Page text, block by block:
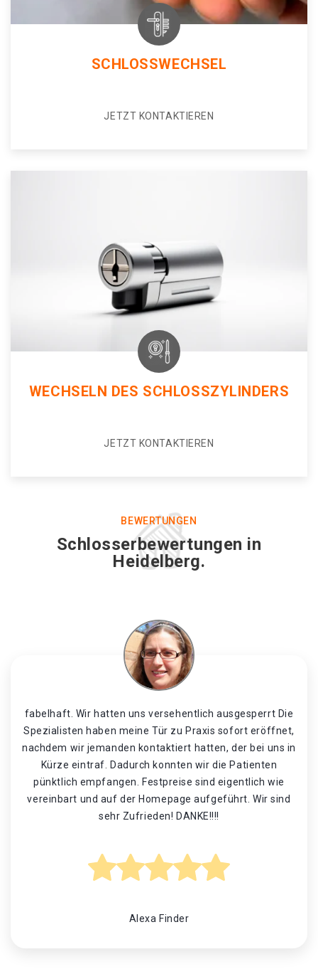
SCHLOSSWECHSEL
JETZT KONTAKTIEREN
WECHSELN DES SCHLOSSZYLINDERS
JETZT KONTAKTIEREN
BEWERTUNGEN
Schlosserbewertungen in
Heidelberg.
fabelhaft. Wir hatten uns versehentlich ausgesperrt Die
Spezialisten haben meine Tür zu Praxis sofort eröffnet,
nachdem wir jemanden kontaktiert hatten, der bei uns in
Kürze eintraf. Dadurch konnten wir die Patienten
pünktlich empfangen. Festpreise sind eigentlich wie
vereinbart und auf der Homepage aufgeführt. Wir sind
sehr Zufrieden! DANKE!!!!
Alexa Finder